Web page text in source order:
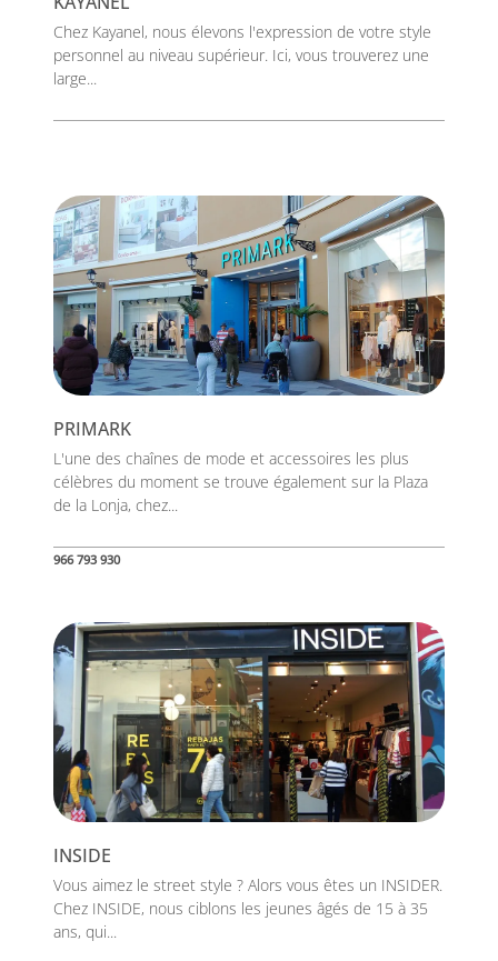
Chez Kayanel, nous élevons l'expression de votre style
personnel au niveau supérieur. Ici, vous trouverez une
large...
PRIMARK
L'une des chaînes de mode et accessoires les plus
célèbres du moment se trouve également sur la Plaza
de la Lonja, chez...
966 793 930
INSIDE
Vous aimez le street style ? Alors vous êtes un INSIDER.
Chez INSIDE, nous ciblons les jeunes âgés de 15 à 35
ans, qui...